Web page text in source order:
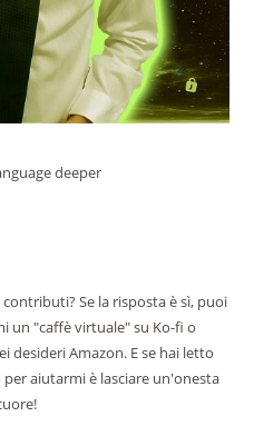
deeper
Se la risposta è sì, puoi
un "caffè virtuale" su Ko-fi o
desideri Amazon. E se hai letto
aiutarmi è lasciare un'onesta